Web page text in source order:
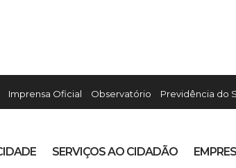
Imprensa Oficial Observatório Previdência do
SERVIÇOS AO CIDADÃO